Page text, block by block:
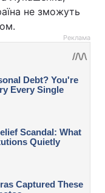
не зможуть
Реклама